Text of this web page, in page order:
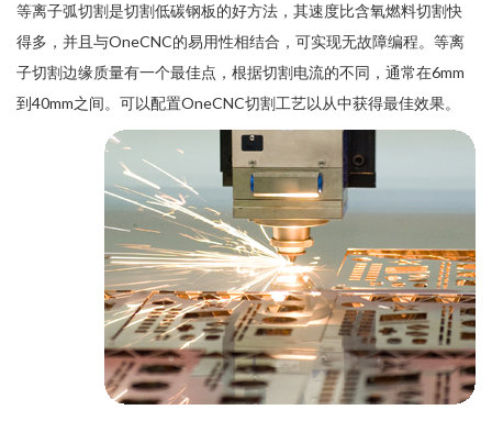
等离子弧切割是切割低碳钢板的好方法，其速度比含氧燃料切割快
得多，并且与OneCNC的易用性相结合，可实现无故障编程。等离
子切割边缘质量有一个最佳点，根据切割电流的不同，通常在6mm
到40mm之间。可以配置OneCNC切割工艺以从中获得最佳效果。